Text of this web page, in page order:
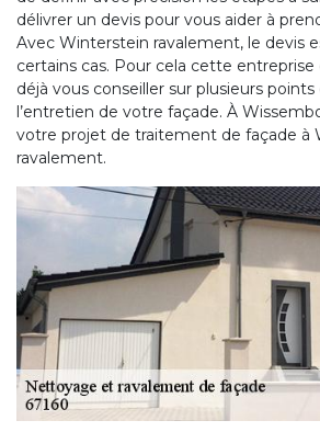
délivrer un devis pour vous aider à
Avec Winterstein ravalement, le devis
certains cas. Pour cela cette
déjà vous conseiller sur plusieurs
l’entretien de votre façade. À
votre projet de traitement de façade à
ravalement.